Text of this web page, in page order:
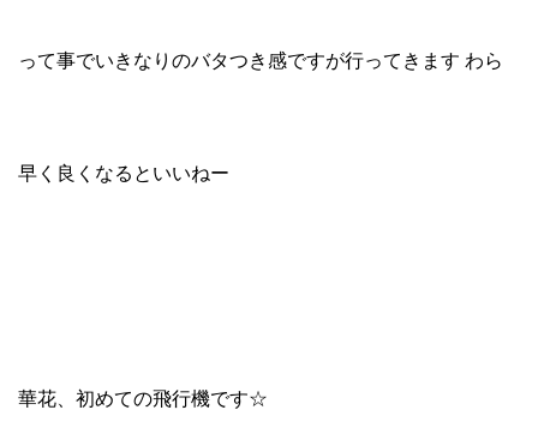
って事でいきなりのバタつき感ですが行ってきます わら
早く良くなるといいねー
華花、初めての飛行機です☆